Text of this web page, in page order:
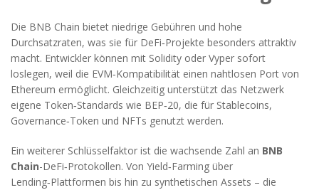
Die BNB Chain bietet niedrige Gebühren und hohe
Durchsatzraten, was sie für DeFi‑Projekte besonders attraktiv
macht. Entwickler können mit Solidity oder Vyper sofort
loslegen, weil die EVM‑Kompatibilität einen nahtlosen Port von
Ethereum ermöglicht. Gleichzeitig unterstützt das Netzwerk
eigene Token‑Standards wie BEP‑20, die für Stablecoins,
Governance‑Token und NFTs genutzt werden.
Ein weiterer Schlüsselfaktor ist die wachsende Zahl an BNB
Chain-DeFi‑Protokollen. Von Yield‑Farming über
Lending‑Plattformen bis hin zu synthetischen Assets – die